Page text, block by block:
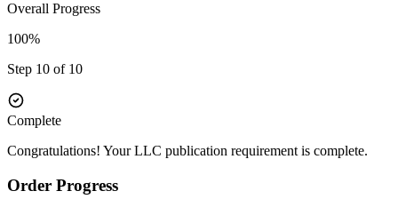
Overall Progress
100%
Step 10 of 10
Complete
Congratulations! Your LLC publication requirement is complete.
Order Progress